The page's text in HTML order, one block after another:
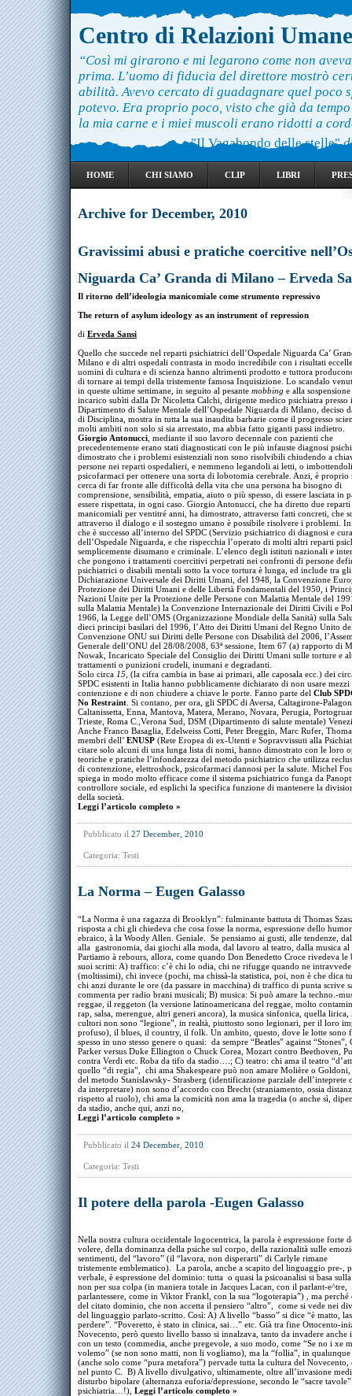
Centro di Relazioni Umane
“Così mi girarono e mi legarono come non
prima. L’uomo di fiducia del direttore mostrò
abilità. Avevo cercato di guadagnare quel poco
potevo. Era proprio poco, visto che già da
la mia carne e i miei muscoli erano ridotti a
"Il Vagabondo delle stelle"
HOME CHI SIAMO CLIP LIBRI
Archive for December, 2010
Gravissimi abusi e pratiche coercitive
Niguarda Ca’ Granda di Milano – Erveda
Il ritorno dell’ideologia manicomiale come strumento repressivo
The return of asylum ideology as an instrument of repression
di Erveda Sansi
Quello che succede nel reparti psichiatrici dell’Ospedale Niguarda Ca’
Milano e di altri ospedali contrasta in modo incredibile con i risultati
uomini di cultura e di scienza hanno altrimenti prodotto e tuttora
di tornare ai tempi della tristemente famosa Inquisizione. Lo scandalo
in queste ultime settimane, in seguito al pesante mobbing e alla
incarico subìti dalla Dr Nicoletta Calchi, dirigente medico psichiatra presso
Dipartimento di Salute Mentale dell’Ospedale Niguarda di Milano, deciso
di Disciplina, mostra in tutta la sua inaudita barbarie come il progresso
molti ambiti non solo si sia arrestato, ma abbia fatto giganti passi indietro.
Giorgio Antonucci , mediante il suo lavoro decennale con pazienti che
precedentemente erano stati diagnosticati con le più infauste diagnosi
dimostrato che i problemi esistenziali non sono risolvibili chiudendo a
persone nei reparti ospedalieri, e nemmeno legandoli ai letti, o
psicofarmaci per ottenere una sorta di lobotomia cerebrale. Anzi, è proprio
cerca di far fronte alle difficoltà della vita che una persona ha bisogno di
comprensione, sensibilità, empatia, aiuto o più spesso, di essere lasciata in
essere rispettata, in ogni caso. Giorgio Antonucci, che ha diretto due reparti
manicomiali per ventitré anni, ha dimostrato, attraverso fatti concreti, che
attraverso il dialogo e il sostegno umano è possibile risolvere i problemi.
che è successo all’interno del SPDC (Servizio psichiatrico di diagnosi e
dell’Ospedale Niguarda, e che rispecchia l’operato di molti altri reparti
semplicemente disumano e criminale. L’elenco degli istituti nazionali e
che pongono i trattamenti coercitivi perpetrati nei confronti di persone
psichiatrici o disabili mentali sotto la voce tortura è lunga, ed include tra
Dichiarazione Universale dei Diritti Umani, del 1948, la Convenzione
Protezione dei Diritti Umani e delle Libertà Fondamentali del 1950, i
Nazioni Unite per la Protezione delle Persone con Malattia Mentale del
sulla Malattia Mentale) la Convenzione Internazionale dei Diritti Civili e
1966, la Legge dell’OMS (Organizzazione Mondiale della Sanità) sulla
dieci principi basilari del 1996, l’Atto dei Diritti Umani del Regno Unito
Convenzione ONU sui Diritti delle Persone con Disabilità del 2006,
Generale dell’ONU del 28/08/2008, 63ª sessione, Item 67 (a) rapporto di
Nowak, Incaricato Speciale del Consiglio dei Diritti Umani sulle torture e
trattamenti o punizioni crudeli, inumani e degradanti.
Solo circa 15 , (la cifra cambia in base ai primari, alle caposala ecc.) dei
SPDC esistenti in Italia hanno pubblicamente dichiarato di non usare mezzi
contenzione e di non chiudere a chiave le porte. Fanno parte del Club
No Restraint . Si contano, per ora, gli SPDC di Aversa, Caltagirone-
Caltanissetta, Enna, Mantova, Matera, Merano, Novara, Perugia,
Trieste, Roma C.,Verona Sud, DSM (Dipartimento di salute mentale)
Anche Franco Basaglia, Edelweiss Cotti, Peter Breggin, Marc Rufer,
membri dell’ ENUSP (Rete Eropea di ex-Utenti e Sopravvissuti alla
citare solo alcuni di una lunga lista di nomi, hanno dimostrato con le loro
teoriche e pratiche l’infondatezza del metodo psichiatrico che utilizza
di contenzione, elettroshock, psicofarmaci dannosi per la salute. Michel
spiega in modo molto efficace come il sistema psichiatrico funga da
controllore sociale, ed esplichi la specifica funzione di mantenere la
della società.
Leggi l’articolo completo »
Pubblicato il 27 December, 2010
Categoria: Testi
La Norma – Eugen Galasso
“La Norma è una ragazza di Brooklyn”: fulminante battuta di Thomas
risposta a chi gli chiedeva che cosa fosse la norma, espressione dello
ebraico, à la Woody Allen. Geniale. Se pensiamo ai gusti, alle tendenze,
alla gastronomia, dai giochi alla moda, dal lavoro al teatro, dalla musica
Partiamo à rebours, allora, come quando Don Benedetto Croce rivedeva le
suoi scritti: A) traffico: c’è chi lo odia, chi ne rifugge quando ne
(moltissimi), chi invece (pochi, ma chissà-la statistica, poi, non è che dica
chi anzi durante le ore (da passare in macchina) di traffico di punta scrive
commenta per radio brani musicali; B) musica: Si può amare la techno.-
reggae, il reggeton (la versione latinoamericana del reggae, molto
rap, salsa, merengue, altri generi ancora), la musica sinfonica, quella
cultori non sono “legione”, in realtà, piuttosto sono legionari, per il loro
profuso), il blues, il country, il folk. Un ambito, questo, dove le lotte sono
spesso in uno stesso genere o quasi: da sempre “Beatles” against “Stones”,
Parker versus Duke Ellington o Chuck Corea, Mozart contro Beethoven,
contra Verdi etc. Roba da tifo da stadio….; C) teatro: chi ama il teatro
quello “di regia”, chi ama Shakespeare può non amare Molière o Goldoni,
del metodo Stanislawsky- Strasberg (identificazione parziale dell’inteprete
da interpretare) non sono d’accordo con Brecht (straniamento, ossia
rispetto al ruolo), chi ama la comicità non ama la tragedia (o anche sì,
da stadio, anche qui, anzi no,
Leggi l’articolo completo »
Pubblicato il 24 December, 2010
Categoria: Testi
Il potere della parola -Eugen Galasso
Nella nostra cultura occidentale logocentrica, la parola è espressione forte
volere, della dominanza della psiche sul corpo, della razionalità sulle
sentimenti, del “lavoro” (il “lavora, non disperarti” di Carlyle rimane
tristemente emblematico). La parola, anche a scapito del linguaggio pre-,
verbale, è espressione del dominio: tutta o quasi la psicoanalisi si basa
non per sua colpa (in maniera totale in Jacques Lacan, con il parlant-e^tre,
parlantessere, come in Viktor Frankl, con la sua “logoterapia”) , ma perché
del citato dominio, che non accetta il pensiero “altro”, come si vede nei
del linguaggio parlato-scritto. Così: A) A livello “basso” si dice “è matto,
perdere”. “Poveretto, è stato in clinica, sai…” etc. Già tra fine Ottocento-
Novecento, però questo livello basso si innalzava, tanto da invadere anche
con un testo (commedia, anche pregevole, a suo modo, come “Se no i xe
volemo” (se non sono matti, non li vogliamo), ma la “follia”, in
(anche solo come “pura metafora”) pervade tutta la cultura del Novecento,
nel punto C. B) A livello divulgativo, ultimamente, oltre all’invasione
disturbo bipolare (alternanza euforia/depressione, secondo le “sacre
psichiatria…!), Leggi l’articolo completo »